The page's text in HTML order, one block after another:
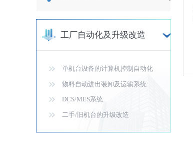
工厂自动化及升级改造
单机台设备的计算机控制自动化
物料自动进出装卸及运输系统
DCS/MES系统
二手/旧机台的升级改造